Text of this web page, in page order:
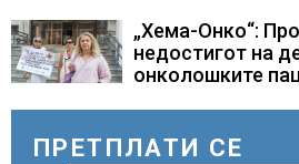
Геј“ и
бомбардирањето
настан што го
„Хема-Онко“:
недостигот на
онколошките
ПРЕТПЛАТИ СЕ